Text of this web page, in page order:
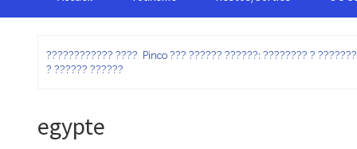
???????????? ???? Pinco ??? ?????? ??????: ???????? ?
? ?????? ??????
egypte